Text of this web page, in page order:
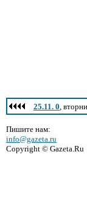
25.11. 0,
Пишите нам:
info@gazeta.ru
Copyright © Gazeta.Ru